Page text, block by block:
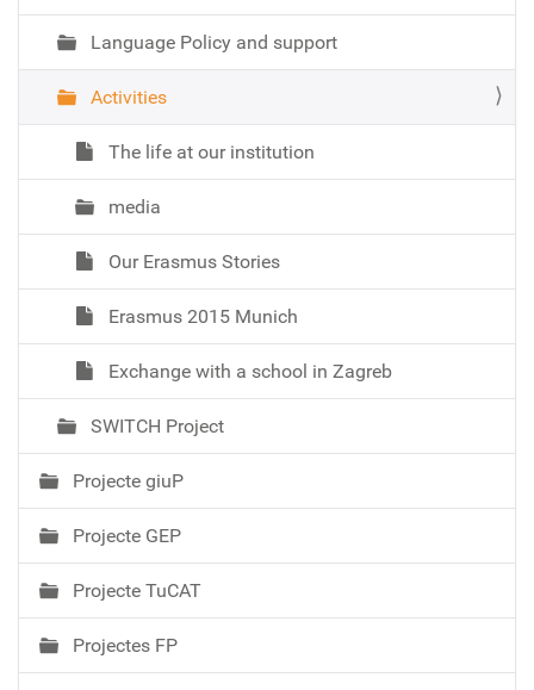
Language Policy and support
Activities
The life at our institution
media
Our Erasmus Stories
Erasmus 2015 Munich
Exchange with a school in Zagreb
SWITCH Project
Projecte giuP
Projecte GEP
Projecte TuCAT
Projectes FP